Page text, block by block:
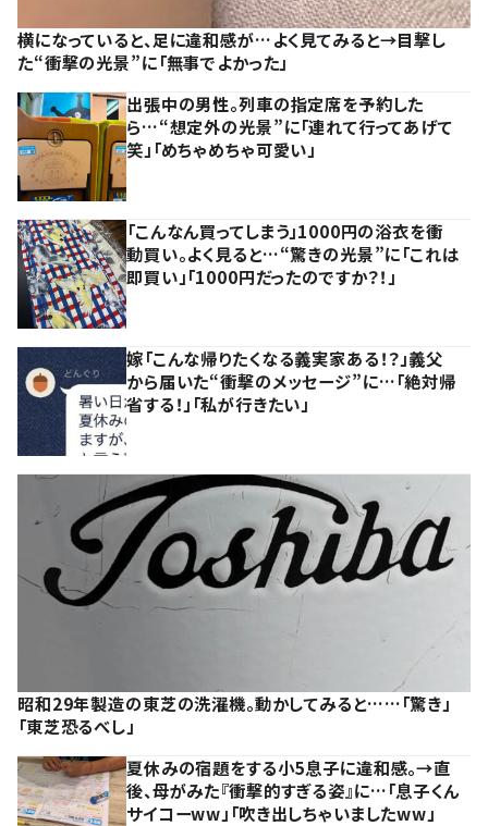
横になっていると、足に違和感が…よく見てみると→目撃し
た“衝撃の光景”に「無事でよかった」
出張中の男性。列車の指定席を予約した
ら…“想定外の光景”に「連れて行ってあげて
笑」「めちゃめちゃ可愛い」
「こんなん買ってしまう」1000円の浴衣を衝
動買い。よく見ると…“驚きの光景”に「これは
即買い」「1000円だったのですか？！」
嫁「こんな帰りたくなる義実家ある！？」義父
から届いた“衝撃のメッセージ”に…「絶対帰
省する！」「私が行きたい」
昭和29年製造の東芝の洗濯機。動かしてみると……「驚き」
「東芝恐るべし」
夏休みの宿題をする小5息子に違和感。→直
後、母がみた『衝撃的すぎる姿』に…「息子くん
サイコーww」「吹き出しちゃいましたww」